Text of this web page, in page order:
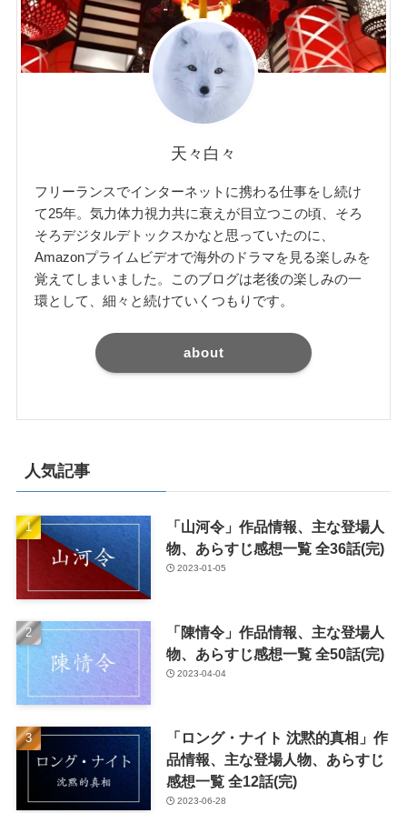
天々白々
フリーランスでインターネットに携わる仕事をし続け
て25年。気力体力視力共に衰えが目立つこの頃、そろ
そろデジタルデトックスかなと思っていたのに、
Amazonプライムビデオで海外のドラマを見る楽しみを
覚えてしまいました。このブログは老後の楽しみの一
環として、細々と続けていくつもりです。
about
人気記事
「山河令」作品情報、主な登場人
物、あらすじ感想一覧 全36話(完)
2023-01-05
「陳情令」作品情報、主な登場人
物、あらすじ感想一覧 全50話(完)
2023-04-04
「ロング・ナイト 沈黙的真相」作
品情報、主な登場人物、あらすじ
感想一覧 全12話(完)
2023-06-28